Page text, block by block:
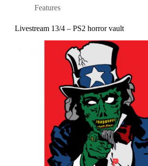
Features
Livestream 13/4 – PS2 horror vault